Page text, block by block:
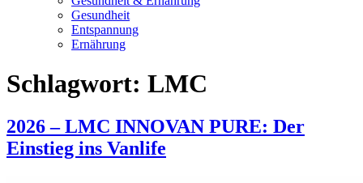
Gesundheit
Entspannung
Ernährung
Schlagwort: LMC
2026 – LMC INNOVAN PURE: Der
Einstieg ins Vanlife